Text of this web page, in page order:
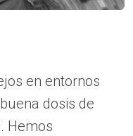
en entornos
dosis de
Hemos